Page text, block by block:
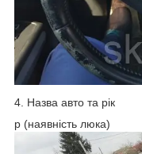
4. Назва авто та рік
p (наявність люка)